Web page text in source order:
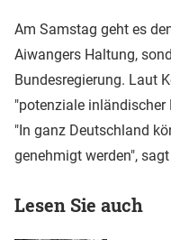
Am Samstag geht es
Aiwangers Haltung,
Bundesregierung. Laut
"potenziale
"In ganz Deutschland
genehmigt werden",
Lesen Sie auch